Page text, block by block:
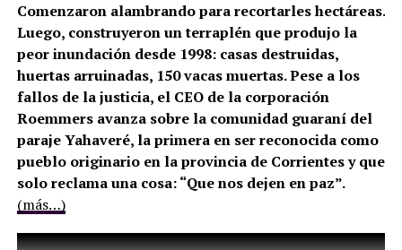
Comenzaron alambrando para recortarles hectáreas.
Luego, construyeron un terraplén que produjo la
peor inundación desde 1998: casas destruidas,
huertas arruinadas, 150 vacas muertas. Pese a los
fallos de la justicia, el CEO de la corporación
Roemmers avanza sobre la comunidad guaraní del
paraje Yahaveré, la primera en ser reconocida como
pueblo originario en la provincia de Corrientes y que
solo reclama una cosa: “Que nos dejen en paz”.
(más…)